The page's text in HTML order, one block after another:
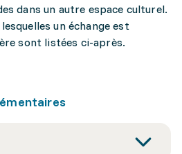
dans un autre espace culturel.
un échange est
sont listées ci-après.